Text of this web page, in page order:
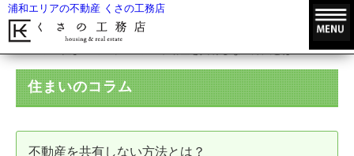
浦和エリアの不動産 くさの工務店
住まいのコラム
不動産を共有しない方法とは？